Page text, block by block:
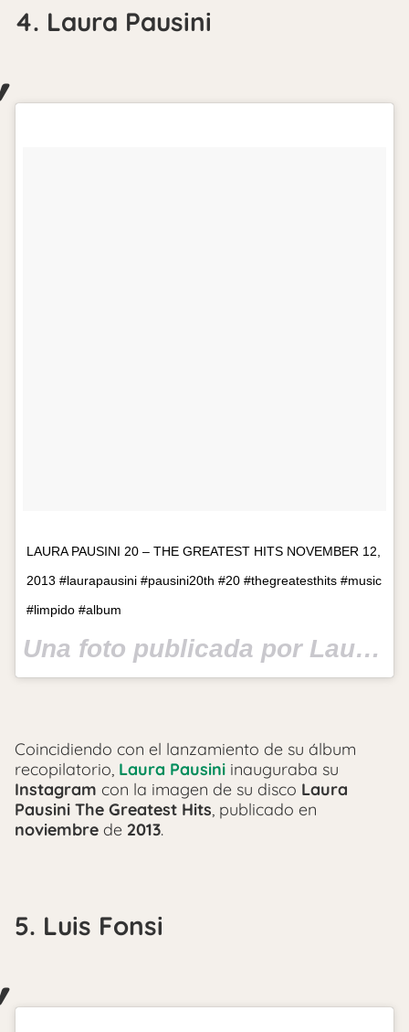
4. Laura Pausini
LAURA PAUSINI 20 – THE GREATEST HITS NOVEMBER 12,
2013 #laurapausini #pausini20th #20 #thegreatesthits #music
#limpido #album
Una foto publicada por Laura Pausini Official (@laurapausini) el
Coincidiendo con el lanzamiento de su álbum
recopilatorio, Laura Pausini inauguraba su
Instagram con la imagen de su disco Laura
Pausini The Greatest Hits, publicado en
noviembre de 2013.
5. Luis Fonsi